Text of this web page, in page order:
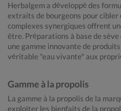
Herbalgem a développé des
extraits de bourgeons pour cibler
complexes synergiques offrent
être. Préparations à base de
une gamme innovante de
véritable "eau vivante" aux
Gamme à la propolis
La gamme à la propolis de la
exploiter les bienfaits de la